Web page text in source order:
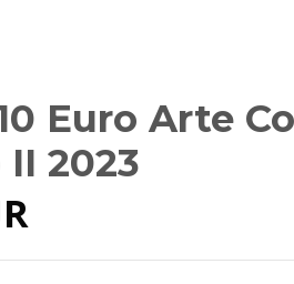
Euro Arte
2023